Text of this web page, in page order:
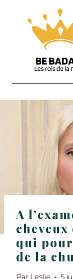
content
A
cheveux
qui
de la
Par Leslie 5